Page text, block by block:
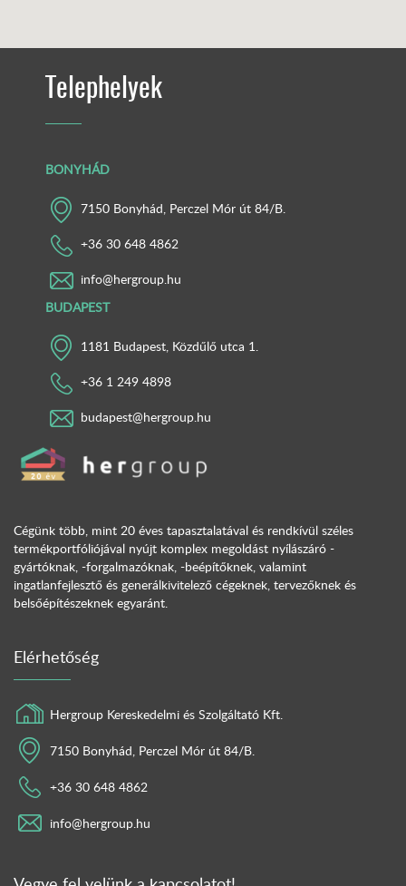
Telephelyek
BONYHÁD
7150 Bonyhád, Perczel Mór út 84/B.
+36 30 648 4862
info@hergroup.hu
BUDAPEST
1181 Budapest, Közdűlő utca 1.
+36 1 249 4898
budapest@hergroup.hu
Cégünk több, mint 20 éves tapasztalatával és rendkívül széles
termékportfóliójával nyújt komplex megoldást nyílászáró -
gyártóknak, -forgalmazóknak, -beépítőknek, valamint
ingatlanfejlesztő és generálkivitelező cégeknek, tervezőknek és
belsőépítészeknek egyaránt.
Elérhetőség
Hergroup Kereskedelmi és Szolgáltató Kft.
7150 Bonyhád, Perczel Mór út 84/B.
+36 30 648 4862
info@hergroup.hu